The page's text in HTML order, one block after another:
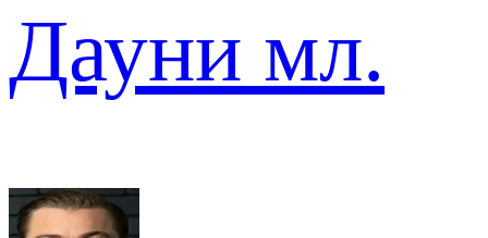
Дауни мл.